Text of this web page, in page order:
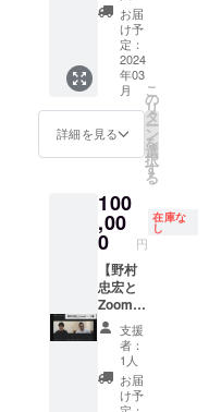
宛名の
有無も
ご指定
可能で
す。指
定の宛
る場合
は備考
さい。
※郵送対
応とな
りま
す。 ※
このリ
ターン
に当日
のイベ
ント参
加権は
含まれ
画像と
なりま
す。写
真2枚目
の野村
忠宏名
前刺繍
部分を
ます。
全長：
26cm（
座った
状態：
19.5cm
） ※サ
インの
宛名の
有無も
ご指定
可能で
の貴重
な柔道
衣を是
非GET
してく
ださ
い！ ※
サイン
定可能
です。
指定の
宛名が
ある場
合は備
考欄に
お書き
下さ
い。 ※
郵送対
応とな
中学3年
生の柔
道経験
リター
ンには
以下の
内容が
んの柔
道教室
参加権
+保険料
・参加
記念
グッズ
注意事
項 ※チ
ケット
の事前
配送は
お届
け予
定：
2024
年03
月
詳細を見る
こ
の
リ
タ
ー
ン
を
選
択
す
る
100
,00
0 円
在庫な
し
【野村
忠宏と
Zoom
トーク
権】 30
分間、
Zoomで
野村忠
支援
者：
1人
お届
け予